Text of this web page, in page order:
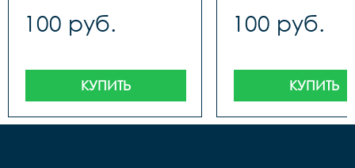
100 руб.
КУПИТЬ
100 руб.
КУПИТЬ